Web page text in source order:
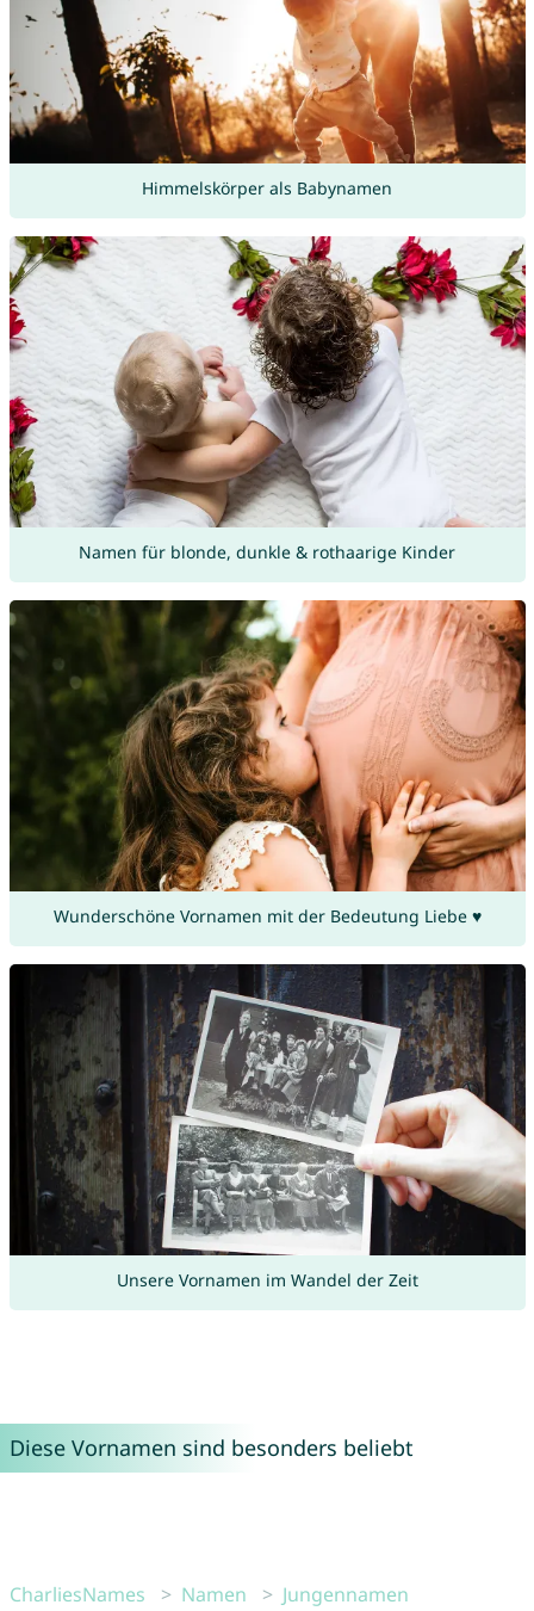
Himmelskörper als Babynamen
Namen für blonde, dunkle & rothaarige Kinder
Wunderschöne Vornamen mit der Bedeutung Liebe ♥
Unsere Vornamen im Wandel der Zeit
Diese Vornamen sind besonders beliebt
CharliesNames Namen
Jungennamen